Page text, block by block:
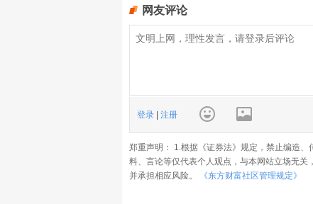
网友评论
登录 | 注册
郑重声明： 1.根据《证券法》规定，禁止编造
料、言论等仅代表个人观点，与本网站立场无
并承担相应风险。
《东方财富社区管理规定》